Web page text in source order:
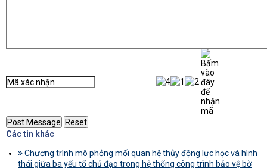
Các tin khác
Chương trình mô phỏng mối quan hệ thủy động lực học và hình
thái giữa ba yếu tố chủ đạo trong hệ thống công trình bảo vệ bờ